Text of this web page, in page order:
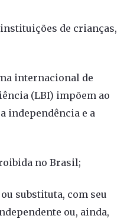
de crianças,
internacional de
(LBI) impõem ao
independência e a
no Brasil;
substituta, com seu
ou, ainda,